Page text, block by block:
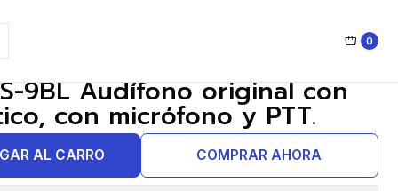
0
9BL Audífono original con
con micrófono y PTT.
AL CARRO COMPRAR AHORA